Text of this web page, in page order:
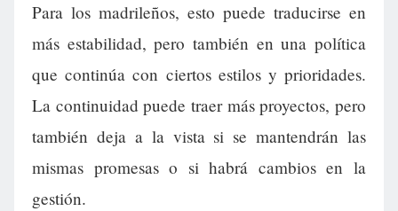
Para los madrileños, esto puede traducirse en
más estabilidad, pero también en una política
que continúa con ciertos estilos y prioridades.
La continuidad puede traer más proyectos, pero
también deja a la vista si se mantendrán las
mismas promesas o si habrá cambios en la
gestión.